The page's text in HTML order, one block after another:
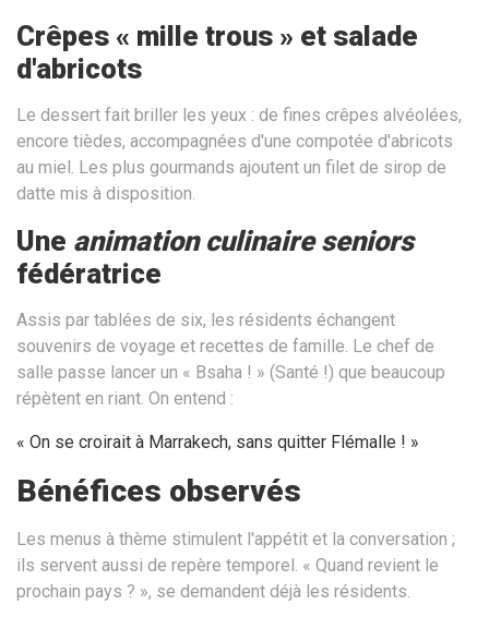
Crêpes « mille trous » et salade
d'abricots
Le dessert fait briller les yeux : de fines crêpes alvéolées,
encore tièdes, accompagnées d'une compotée d'abricots
au miel. Les plus gourmands ajoutent un filet de sirop de
datte mis à disposition.
Une animation culinaire seniors
fédératrice
Assis par tablées de six, les résidents échangent
souvenirs de voyage et recettes de famille. Le chef de
salle passe lancer un « Bsaha ! » (Santé !) que beaucoup
répètent en riant. On entend :
« On se croirait à Marrakech, sans quitter Flémalle ! »
Bénéfices observés
Les menus à thème stimulent l'appétit et la conversation ;
ils servent aussi de repère temporel. « Quand revient le
prochain pays ? », se demandent déjà les résidents.